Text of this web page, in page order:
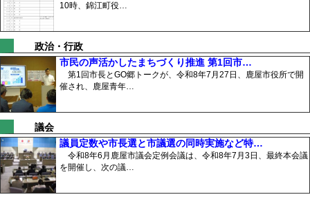
10時、錦江町役…
政治・行政
市民の声活かしたまちづくり推進 第1回市…
第1回市長とGO郷トークが、令和8年7月27日、鹿屋市役所で開
催され、鹿屋青年…
議会
議員定数や市長選と市議選の同時実施など特…
令和8年6月鹿屋市議会定例会議は、令和8年7月3日、最終本会議
を開催し、次の議…